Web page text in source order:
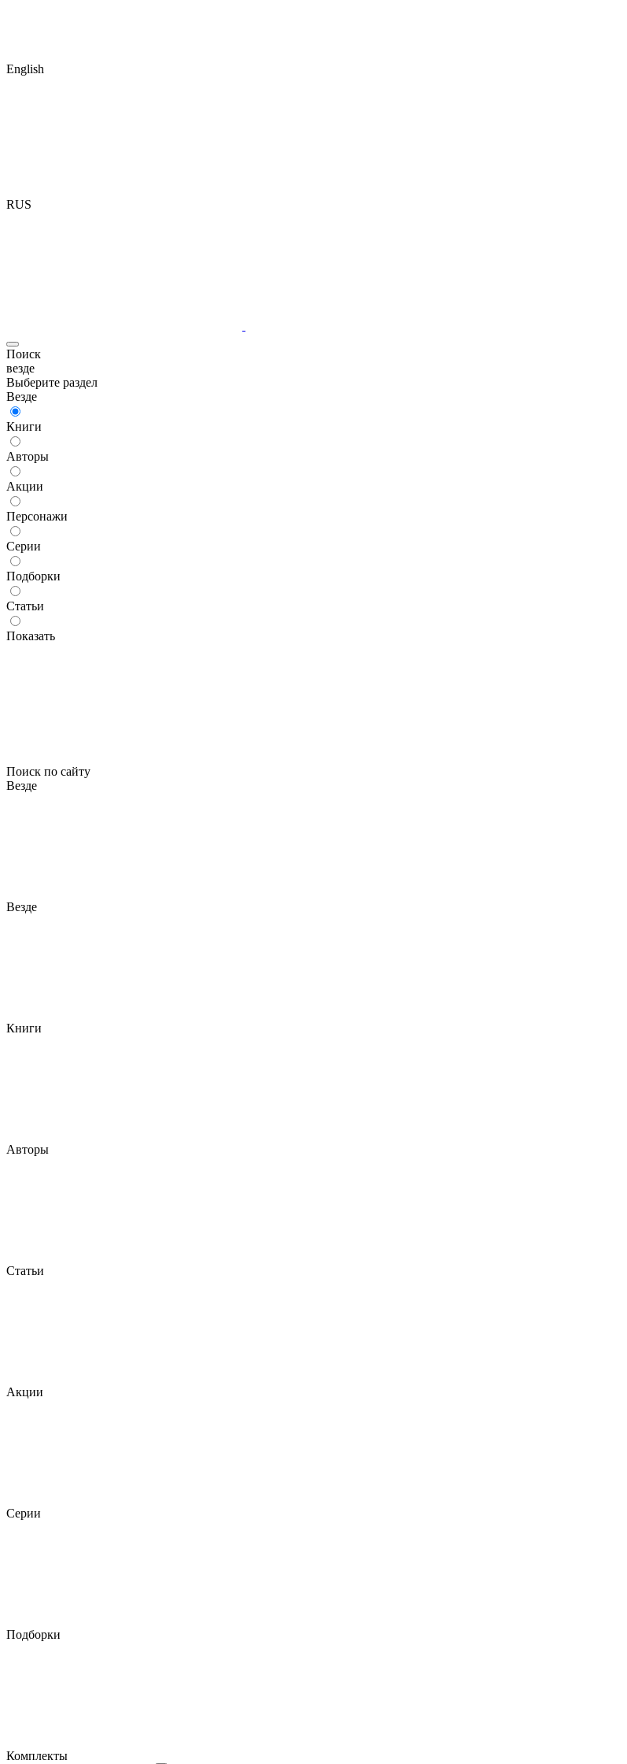
English
RUS
Поиск
везде
Выберите раздел
Везде
Книги
Авторы
Акции
Персонажи
Серии
Подборки
Статьи
Показать
Поиск по сайту
Везде
Везде
Книги
Авторы
Статьи
Акции
Серии
Подборки
Комплекты